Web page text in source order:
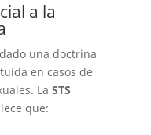
a la
una doctrina
en casos de
La STS
que: